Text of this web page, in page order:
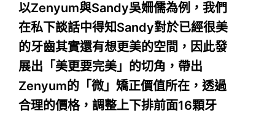
以Zenyum與Sandy吳姍儒為例，我們
在私下談話中得知Sandy對於已經很美
的牙齒其實還有想更美的空間，因此發
展出「美更要完美」的切角，帶出
Zenyum的「微」矯正價值所在，透過
合理的價格，調整上下排前面16顆牙